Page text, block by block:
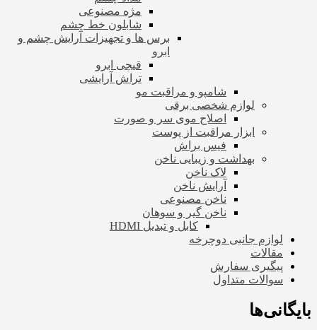
مژه مصنوعی
شابلون خط چشم
برس ها و تجهیزات آرایش چشم و
ابرو
قیچی ابرو
تراش آرایشی
شامپو و مراقبت مو
لوازم شخصی برقی
اصلاح موی سر و صورت
ابزار مراقبت از پوست
فیس براش
بهداشت و زیبایی ناخن
لاک ناخن
آرایش ناخن
ناخن مصنوعی
ناخن گیر و سوهان
کابل و تبدیل HDMI
لوازم جانبی دوچرخه
مقالات
پیگیری سفارش
سوالات متداول
بایگانی‌ها